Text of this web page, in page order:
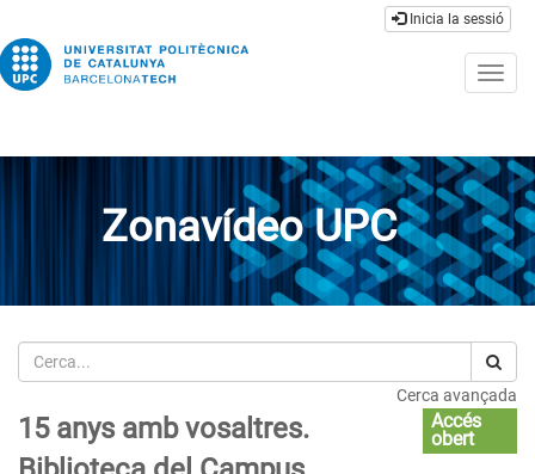
Inicia la sessió
Zonavídeo UPC
Cerca
Cerca avançada
15 anys amb vosaltres.
Accés
obert